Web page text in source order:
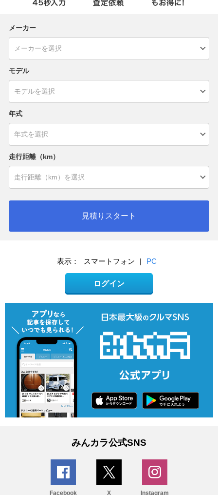
メーカー
モデル
年式
走行距離（km）
見積りスタート
表示： スマートフォン | PC
ログイン
みんカラ公式SNS
Facebook X Instagram